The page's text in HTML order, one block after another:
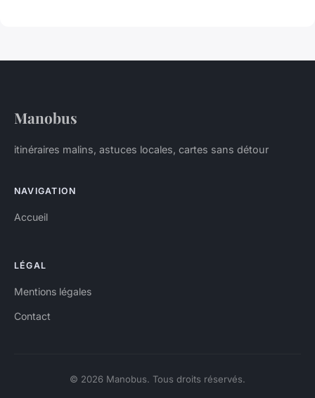
Manobus
itinéraires malins, astuces locales, cartes sans détour
NAVIGATION
Accueil
LÉGAL
Mentions légales
Contact
© 2026 Manobus. Tous droits réservés.